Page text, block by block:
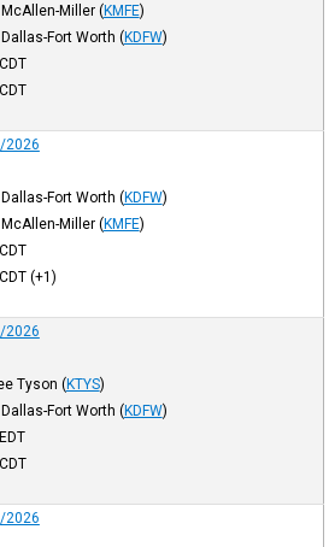
Miller (KMFE)
Fort Worth (KDFW)
CDT
CDT
2026
Fort Worth (KDFW)
Miller (KMFE)
CDT
CDT(+1)
2026
Tyson (KTYS)
Fort Worth (KDFW)
EDT
CDT
2026